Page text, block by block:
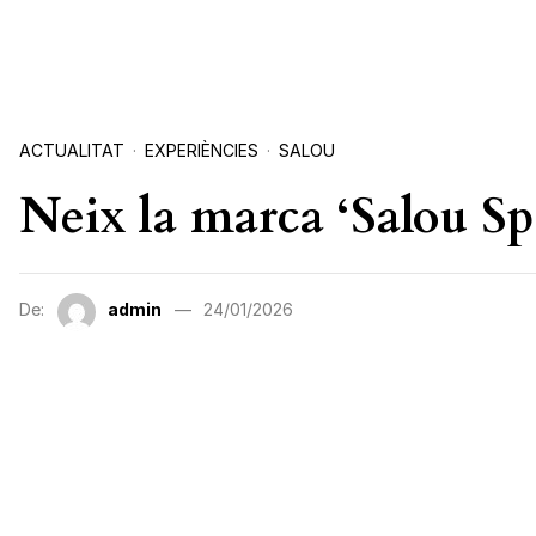
ACTUALITAT EXPERIÈNCIES SALOU
Neix la marca ‘Salou
De: admin 24/01/2026